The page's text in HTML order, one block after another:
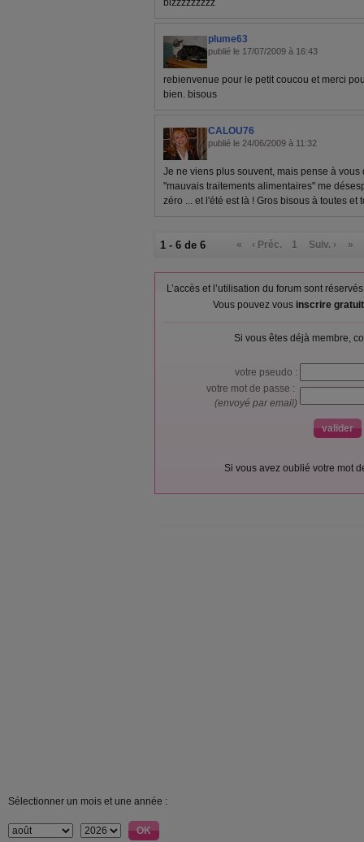
bizzzzzzzzz
plume63
publié le 17/07/2009 à 16:43
rebienvenue pour le petit coucou et merci
bien. bisous
CALOU76
publié le 24/06/2009 à 11:32
Je ne viens plus souvent, mais pense à vous
"mauvais traitements alimentaires" me
zéro ... et l'été est là ! Gros bisous à toutes et
1 - 6 de 6 « ‹ Préc. 1 Suiv. › »
L’accès et l’utilisation du forum sont
Vous pouvez vous inscrire
Si vous êtes déjà membre,
votre pseudo :
votre mot de passe :
(envoyé par email)
Si vous avez oublié votre mot
Sélectionner un mois et une année :